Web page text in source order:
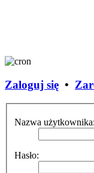
Zaloguj się •
Nazwa użytkownika:
Hasło: